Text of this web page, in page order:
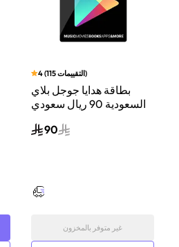
4(115التقييمات)
بطاقة هدايا جوجل بلاي
السعودية 90 ريال سعودي
الإلكتروني أسود
90
غير متوفر بالمخزون